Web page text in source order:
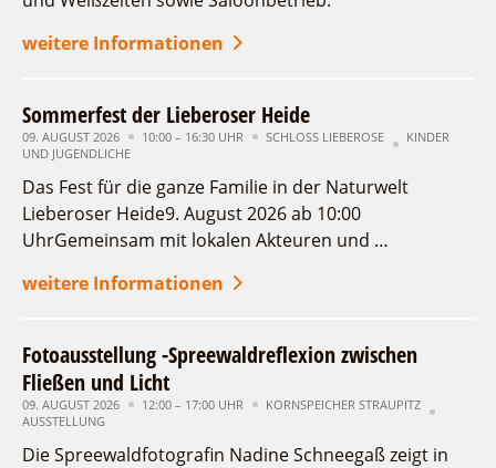
Einkaufen
Gruppen
Fremdenverkehrsvereine
Ludwig Leichhardt
Fahrgastschiff
Campingplatz Jessern
Wirtschaftsförderung
SPOT
Bürgerbus
Naturwelt Lieberoser Heide
Q-Gemeinde Schwielochsee
Staatlich anerkannter Erholungsort Goyatz
Mein Brandenburg – Infostelen
ILB
WFG
Über uns
Aktuelles
Infomaterial
weitere Informationen
Sommerfest der Lieberoser Heide
09. AUGUST 2026 10:00 – 16:30 UHR SCHLOSS LIEBEROSE
KINDER
UND JUGENDLICHE
Das Fest für die ganze Familie in der Naturwelt
Lieberoser Heide9. August 2026 ab 10:00
UhrGemeinsam mit lokalen Akteuren und …
weitere Informationen
Fotoausstellung -Spreewaldreflexion zwischen
Fließen und Licht
09. AUGUST 2026 12:00 – 17:00 UHR
KORNSPEICHER STRAUPITZ
AUSSTELLUNG
Die Spreewaldfotografin Nadine Schneegaß zeigt in
17
18 19 20
31
Zeitraum
bis
Kategorie
aktuelle und laufende Veranstaltungen
Laufzeit
Suchbegriff